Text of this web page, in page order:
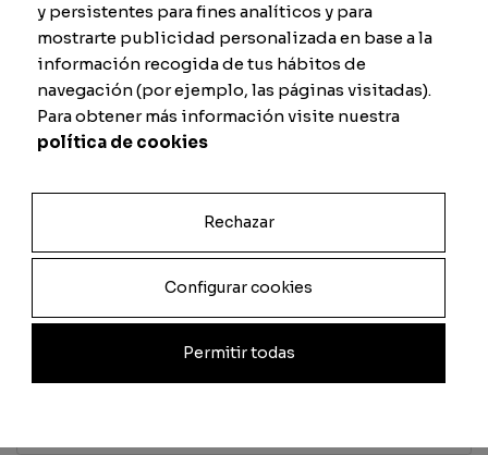
Tiro Defensa
Pase Físico
Previsualizar carta
Total
y persistentes para fines analíticos y para
mostrarte publicidad personalizada en base a la
información recogida de tus hábitos de
navegación (por ejemplo, las páginas visitadas).
Para obtener más información visite nuestra
política de cookies
Rechazar
Configurar cookies
Permitir todas